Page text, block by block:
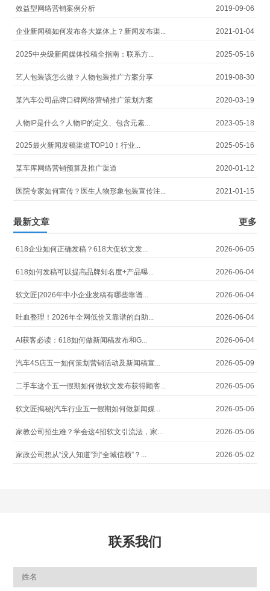
效益型网络营销案例分析 2019-09-06
企业新闻稿如何发布各大媒体上？新闻发布渠... 2021-01-04
2025中央级新闻媒体投稿全指南：联系方... 2025-05-16
艺人包装该怎么做？人物包装推广方案分享 2019-08-30
某汽车公司品牌口碑网络营销推广策划方案 2020-03-19
人物IP是什么？人物IP的定义、包含元素... 2023-05-18
2025最火新闻发稿渠道TOP10！行业... 2025-05-16
某车库网络营销预算及推广渠道 2020-01-12
医院专家如何宣传？医生人物形象包装宣传注... 2021-01-15
最新文章 更多
618企业如何正确发稿？618大促软文发... 2026-06-05
618如何发稿可以提高品牌知名度+产品曝... 2026-06-04
软文匠|2026年中小企业发稿有哪些靠谱... 2026-06-04
吐血整理！2026年全网低价又靠谱的自助... 2026-06-04
AI获客必读：618如何做新闻稿发布和G... 2026-06-04
汽车4S店五一如何策划营销活动及新闻稿宣... 2026-05-09
二手车这个五一假期如何做软文发布获得顾客... 2026-05-06
软文匠揭秘|汽车行业五一假期如何做新闻媒... 2026-05-06
家教公司招生难？学会这4招软文引流法，家... 2026-05-06
家政公司想从“没人知道”到“全城信赖”？... 2026-05-02
联系我们